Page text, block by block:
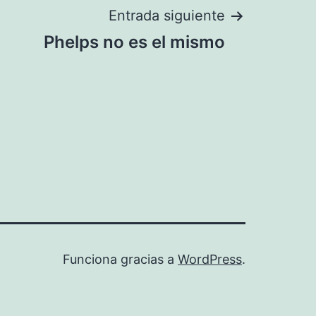
Entrada siguiente
Phelps no es el mismo
Funciona gracias a WordPress.